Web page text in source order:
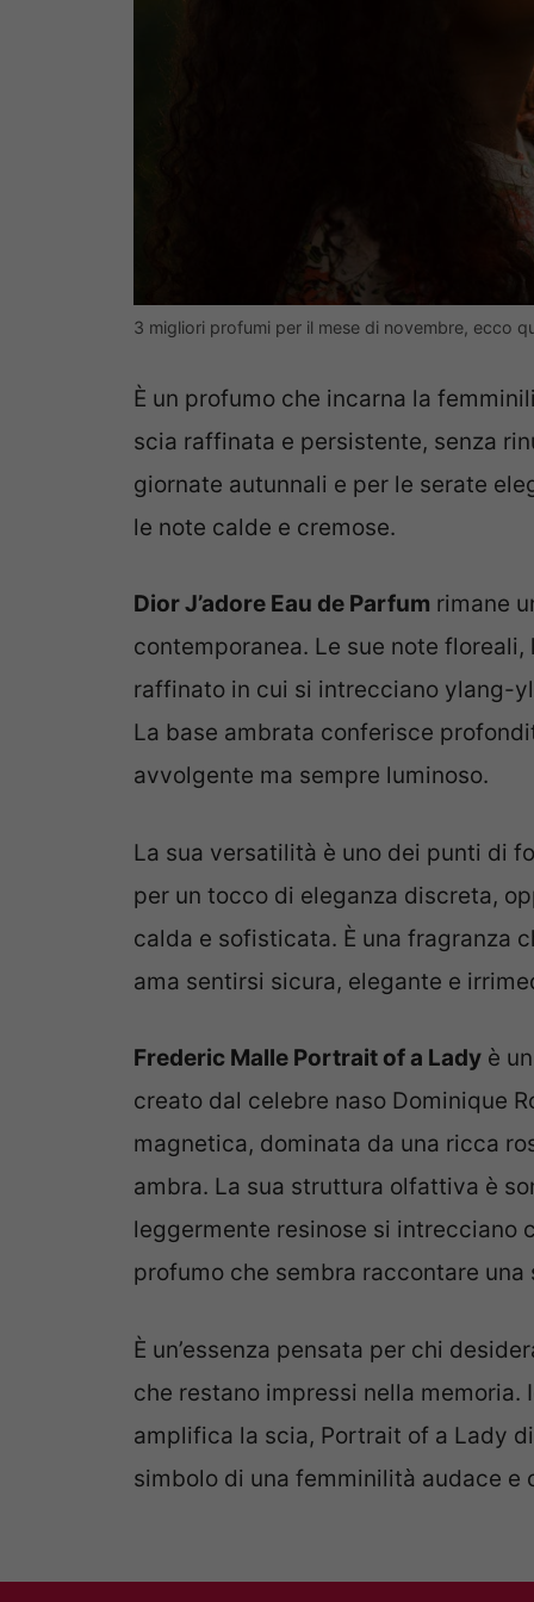
3 migliori profumi per il mese di novembre, ecco
È un profumo che incarna la
scia raffinata e persistente, senza
giornate autunnali e per le serate
le note calde e cremose.
Dior J’adore Eau de Parfum rimane
contemporanea. Le sue note
raffinato in cui si intrecciano ylang-
La base ambrata conferisce
avvolgente ma sempre luminoso.
La sua versatilità è uno dei punti di
per un tocco di eleganza discreta,
calda e sofisticata. È una fragranza
ama sentirsi sicura, elegante e
Frederic Malle Portrait of a Lady è
creato dal celebre naso Dominique
magnetica, dominata da una ricca
ambra. La sua struttura olfattiva è
leggermente resinose si intrecciano
profumo che sembra raccontare
È un’essenza pensata per chi
che restano impressi nella memoria.
amplifica la scia, Portrait of a Lady
simbolo di una femminilità audace e